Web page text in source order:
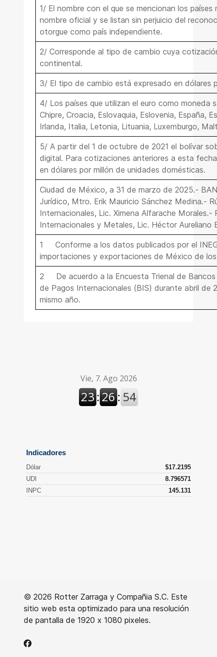
1/ El nombre con el que se mencionan los
nombre oficial y se listan sin perjuicio del
otorgue como país independiente.
2/ Corresponde al tipo de cambio cuya
continental.
3/ El tipo de cambio está expresado en dólares
4/ Los países que utilizan el euro como moneda
Chipre, Croacia, Eslovaquia, Eslovenia, España,
Irlanda, Italia, Letonia, Lituania, Luxemburgo,
5/ A partir del 1 de octubre de 2021 el bolívar
digital. Para cotizaciones anteriores a esta
en dólares por millón de unidades domésticas.
Ciudad de México, a 31 de marzo de 2025.-
Jurídico, Mtro. Erik Mauricio Sánchez Medina.-
Internacionales, Lic. Ximena Alfarache Morales.-
Internacionales y Metales, Lic. Héctor Aureliano
1
Conforme a los datos publicados por el
importaciones y exportaciones de México de
2
De acuerdo a la Encuesta Trienal de
de Pagos Internacionales (BIS) durante abril de
mismo año.
© 2026 Rotter Zarraga y Compañia S.C. Este
sitio web esta optimizado para una resolución
de pantalla de 1920 x 1080 pixeles.